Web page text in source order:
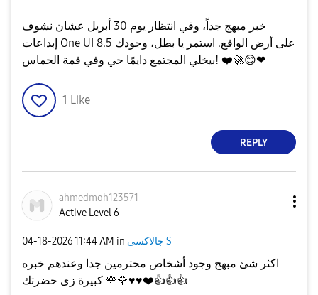
​خبر مبهج جداً، وفي انتظار يوم 30 أبريل عشان نشوف
إبداعات One UI 8.5 على أرض الواقع. استمر يا بطل، وجودك
بيخلي المجتمع دايمًا حي وفي قمة الحماس! ❤️🚀😊❤
1 Like
REPLY
ahmedmoh123571
Active Level 6
‎04-18-202611:44 AM in جالاكسى S
اكثر شئ مبهج وجود أشخاص محترمين جدا وعندهم خبره
🌹🌹♥️♥️❤️👍👍👍